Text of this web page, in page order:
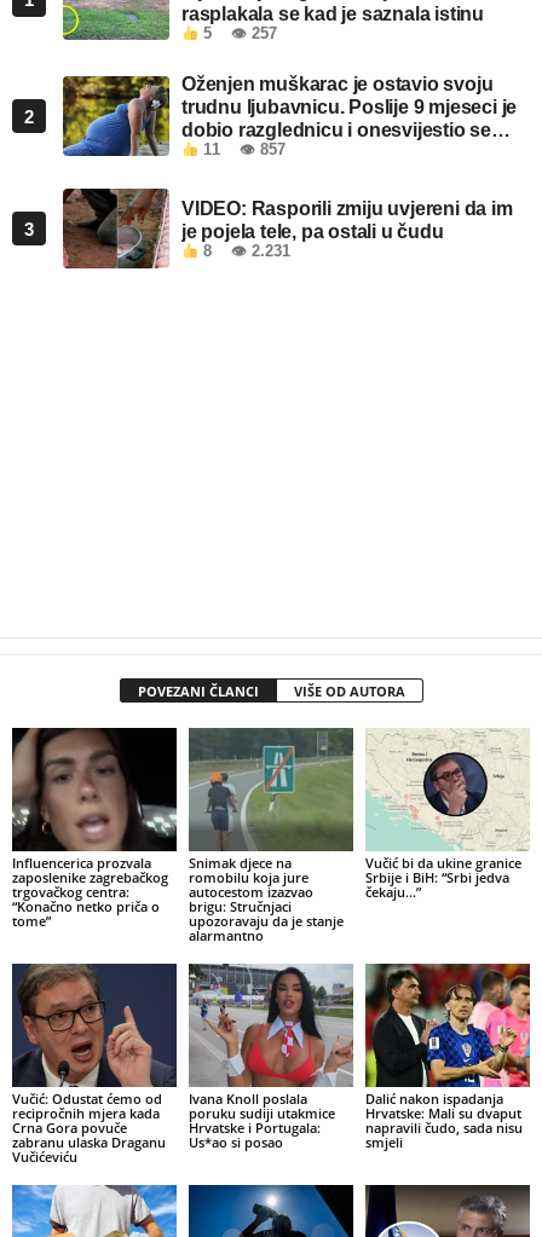
rasplakala se kad je saznala istinu
5 👁 257
2
Oženjen muškarac je ostavio svoju
trudnu ljubavnicu. Poslije 9 mjeseci je
dobio razglednicu i onesvijestio se
kada je pročitao šta piše!
11 👁 857
3
VIDEO: Rasporili zmiju uvjereni da im
je pojela tele, pa ostali u čudu
8 👁 2.231
POVEZANI ČLANCI VIŠE OD AUTORA
Influencerica prozvala
zaposlenike zagrebačkog
trgovačkog centra:
“Konačno netko priča o
tome”
Snimak djece na
romobilu koja jure
autocestom izazvao
brigu: Stručnjaci
upozoravaju da je stanje
alarmantno
Vučić bi da ukine granice
Srbije i BiH: “Srbi jedva
čekaju…”
Vučić: Odustat ćemo od
recipročnih mjera kada
Crna Gora povuče
zabranu ulaska Draganu
Vučićeviću
Ivana Knoll poslala
poruku sudiji utakmice
Hrvatske i Portugala:
Us*ao si posao
Dalić nakon ispadanja
Hrvatske: Mali su dvaput
napravili čudo, sada nisu
smjeli